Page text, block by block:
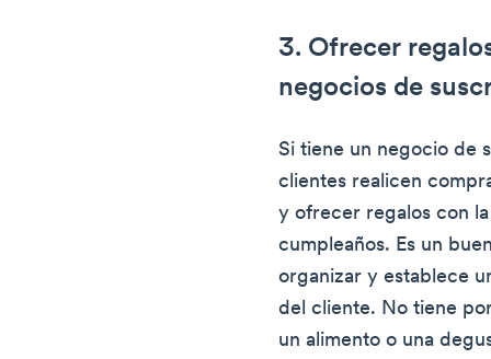
3. Ofrecer
negocios de
Si tiene un negocio de
clientes realicen
y ofrecer regalos con
cumpleaños. Es un
organizar y establece
del cliente. No tiene
un alimento o una